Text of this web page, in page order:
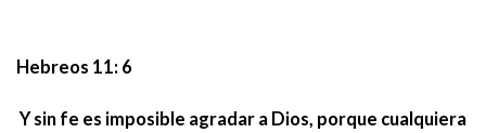
Hebreos 11: 6
Y sin fe es imposible agradar a Dios, porque cualquiera